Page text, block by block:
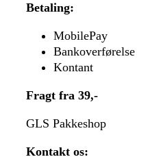
Betaling:
MobilePay
Bankoverførelse
Kontant
Fragt fra 39,-
GLS Pakkeshop
Kontakt os: